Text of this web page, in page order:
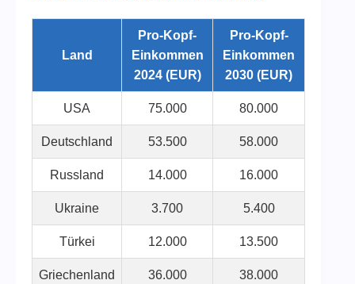
Land
Pro-Kopf-
Einkommen
2024 (EUR)
Pro-Kopf-
Einkommen
2030 (EUR)
USA 75.000 80.000
Deutschland 53.500 58.000
Russland 14.000 16.000
Ukraine 3.700 5.400
Türkei 12.000 13.500
Griechenland 36.000 38.000